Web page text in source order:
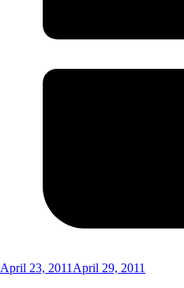
April 23, 2011 April 29, 2011